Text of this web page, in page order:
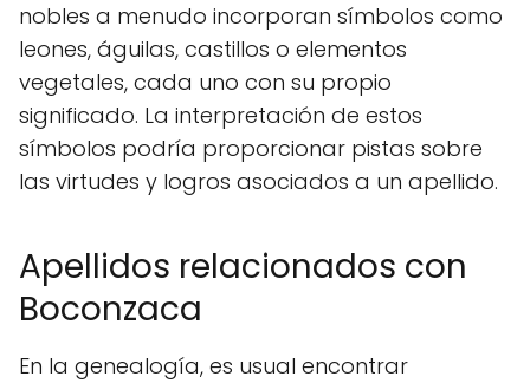
nobles a menudo incorporan símbolos como
leones, águilas, castillos o elementos
vegetales, cada uno con su propio
significado. La interpretación de estos
símbolos podría proporcionar pistas sobre
las virtudes y logros asociados a un apellido.
Apellidos relacionados con
Boconzaca
En la genealogía, es usual encontrar